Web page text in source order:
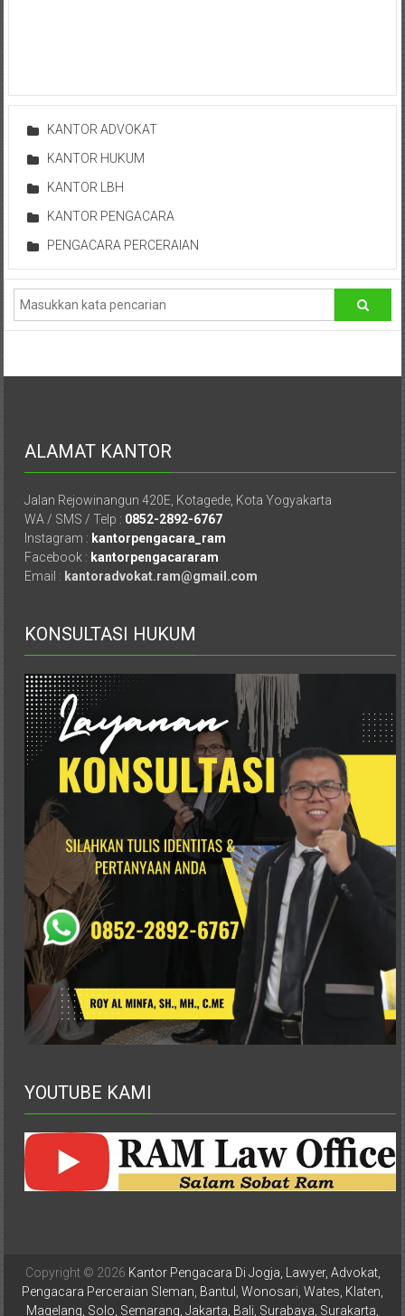
Jakarta
Purworejo,
Purwokerto,
Kebumen,
Purwodadi,
Wonogiri,
Pacitan,
Palembang,
Badung,
Lombok,
Temanggung,
Karanganyar,
Malang,
Kediri,
Madiun,
Banjarnegara,
Wonosobo,
Cirebon,
Karawang,
Aceh,
Jakarta
Pusat,
Demak,
Kudus,
Depok,
Sorong,
Papua,
Bekasi,
Pengacara
Pajak,
Kantor
Hukum
LBH,
Law
Firm
KANTOR ADVOKAT
KANTOR HUKUM
KANTOR LBH
KANTOR PENGACARA
PENGACARA PERCERAIAN
ALAMAT KANTOR
Jalan Rejowinangun 420E, Kotagede, Kota Yogyakarta
WA / SMS / Telp : 0852-2892-6767
Instagram : kantorpengacara_ram
Facebook : kantorpengacararam
Email : kantoradvokat.ram@gmail.com
KONSULTASI HUKUM
YOUTUBE KAMI
Copyright © 2026 Kantor Pengacara Di Jogja, Lawyer, Advokat,
Pengacara Perceraian Sleman, Bantul, Wonosari, Wates, Klaten,
Magelang, Solo, Semarang, Jakarta, Bali, Surabaya, Surakarta,